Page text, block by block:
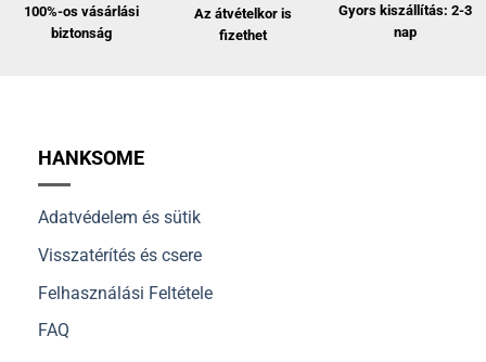
100%-os vásárlási
biztonság
Az átvételkor is
fizethet
Gyors kiszállítás: 2-3
nap
HANKSOME
Adatvédelem és sütik
Visszatérítés és csere
Felhasználási Feltétele
FAQ